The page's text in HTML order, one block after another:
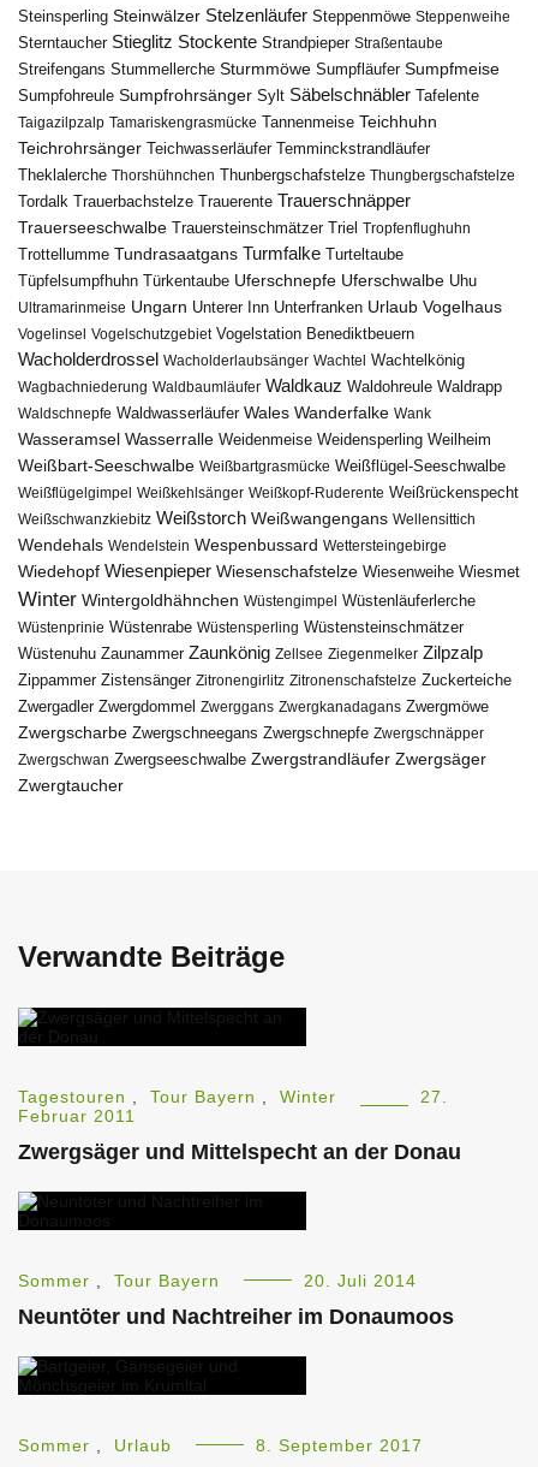
Steinsperling Steinwälzer Stelzenläufer Steppenmöwe Steppenweihe
Sterntaucher Stieglitz Stockente Strandpieper Straßentaube
Streifengans Stummellerche Sturmmöwe Sumpfläufer Sumpfmeise
Sumpfohreule Sumpfrohrsänger Sylt Säbelschnäbler Tafelente
Taigazilpzalp Tamariskengrasmücke Tannenmeise Teichhuhn
Teichrohrsänger Teichwasserläufer Temminckstrandläufer
Theklalerche Thorshühnchen Thunbergschafstelze Thungbergschafstelze
Tordalk Trauerbachstelze Trauerente Trauerschnäpper
Trauerseeschwalbe Trauersteinschmätzer Triel Tropfenflughuhn
Trottellumme Tundrasaatgans Turmfalke Turteltaube
Tüpfelsumpfhuhn Türkentaube Uferschnepfe Uferschwalbe Uhu
Ultramarinmeise Ungarn Unterer Inn Unterfranken Urlaub Vogelhaus
Vogelinsel Vogelschutzgebiet Vogelstation Benediktbeuern
Wacholderdrossel Wacholderlaubsänger Wachtel Wachtelkönig
Wagbachniederung Waldbaumläufer Waldkauz Waldohreule Waldrapp
Waldschnepfe Waldwasserläufer Wales Wanderfalke Wank
Wasseramsel Wasserralle Weidenmeise Weidensperling Weilheim
Weißbart-Seeschwalbe Weißbartgrasmücke Weißflügel-Seeschwalbe
Weißflügelgimpel Weißkehlsänger Weißkopf-Ruderente Weißrückenspecht
Weißschwanzkiebitz Weißstorch Weißwangengans Wellensittich
Wendehals Wendelstein Wespenbussard Wettersteingebirge
Wiedehopf Wiesenpieper Wiesenschafstelze Wiesenweihe Wiesmet
Winter Wintergoldhähnchen Wüstengimpel Wüstenläuferlerche
Wüstenprinie Wüstenrabe Wüstensperling Wüstensteinschmätzer
Wüstenuhu Zaunammer Zaunkönig Zellsee Ziegenmelker Zilpzalp
Zippammer Zistensänger Zitronengirlitz Zitronenschafstelze Zuckerteiche
Zwergadler Zwergdommel Zwerggans Zwergkanadagans Zwergmöwe
Zwergscharbe Zwergschneegans Zwergschnepfe Zwergschnäpper
Zwergschwan Zwergseeschwalbe Zwergstrandläufer Zwergsäger
Zwergtaucher
Verwandte Beiträge
Tagestouren Tour Bayern Winter
27.
Februar 2011
Zwergsäger und Mittelspecht an der Donau
Sommer Tour Bayern 20. Juli 2014
Neuntöter und Nachtreiher im Donaumoos
Sommer Urlaub 8. September 2017